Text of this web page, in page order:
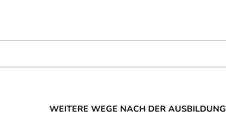
WEITERE WEGE NACH DER AUSBILDUNG